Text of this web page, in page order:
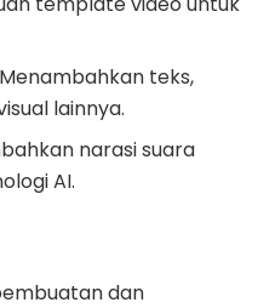
teks,
lainnya.
narasi suara
AI.
dan